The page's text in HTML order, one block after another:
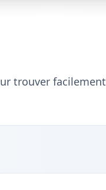
trouver facilement